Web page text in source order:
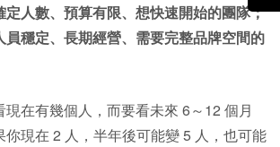
定人數、預算有限、想快速開始的團隊；
員穩定、長期經營、需要完整品牌空間的
在有幾個人，而要看未來 6～12 個月
你現在 2 人，半年後可能變 5 人，也可能